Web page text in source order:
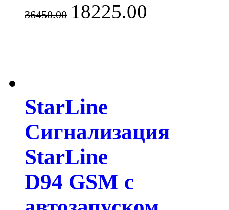
36450.00 18225.00
StarLine
Сигнализация
StarLine
D94 GSM с